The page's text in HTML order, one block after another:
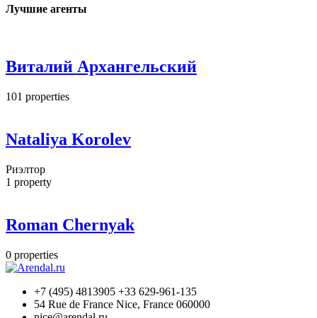
Лучшие агенты
Виталий Архангельский
101 properties
Nataliya Korolev
Риэлтор
1 property
Roman Chernyak
0 properties
+7 (495) 4813905 +33 629-961-135
54 Rue de France Nice, France 060000